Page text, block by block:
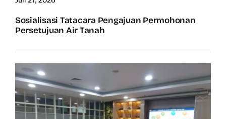
Sosialisasi Tatacara Pengajuan Permohonan
Persetujuan Air Tanah